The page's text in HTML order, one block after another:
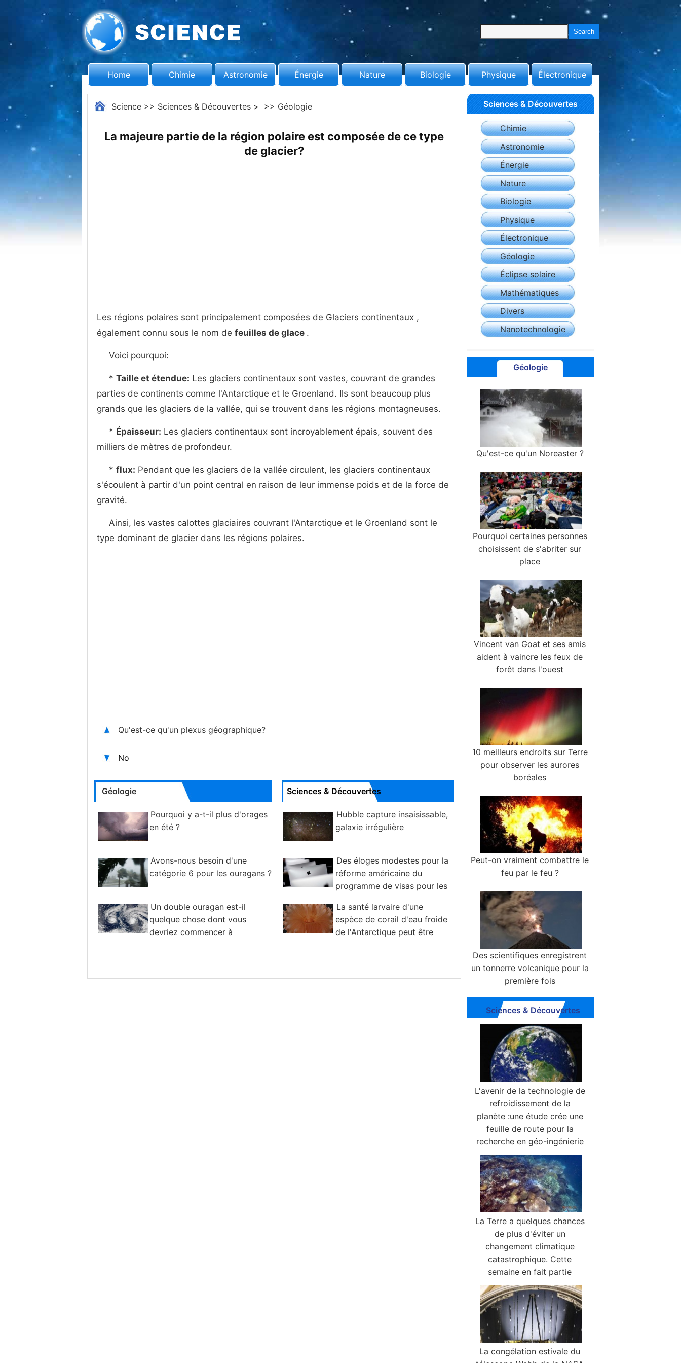
Home Chimie Astronomie Énergie Nature Biologie Physique Électronique
Science>> Sciences & Découvertes> >> Géologie
La majeure partie de la région polaire est composée de ce type
de glacier?
Les régions polaires sont principalement composées de Glaciers continentaux ,
également connu sous le nom de feuilles de glace .
Voici pourquoi:
* Taille et étendue: Les glaciers continentaux sont vastes, couvrant de grandes
parties de continents comme l'Antarctique et le Groenland. Ils sont beaucoup plus
grands que les glaciers de la vallée, qui se trouvent dans les régions montagneuses.
* Épaisseur: Les glaciers continentaux sont incroyablement épais, souvent des
milliers de mètres de profondeur.
* flux: Pendant que les glaciers de la vallée circulent, les glaciers continentaux
s'écoulent à partir d'un point central en raison de leur immense poids et de la force de
gravité.
Ainsi, les vastes calottes glaciaires couvrant l'Antarctique et le Groenland sont le
type dominant de glacier dans les régions polaires.
Qu'est-ce qu'un plexus géographique?
No
Géologie
Pourquoi y a-t-il plus d'orages
en été ?
Avons-nous besoin d'une
catégorie 6 pour les ouragans ?
Un double ouragan est-il
quelque chose dont vous
devriez commencer à
Sciences & Découvertes
Hubble capture insaisissable,
galaxie irrégulière
Des éloges modestes pour la
réforme américaine du
programme de visas pour les
La santé larvaire d'une
espèce de corail d'eau froide
de l'Antarctique peut être
Sciences & Découvertes
Chimie
Astronomie
Énergie
Nature
Biologie
Physique
Électronique
Géologie
Éclipse solaire
Mathématiques
Divers
Nanotechnologie
Géologie
Qu'est-ce qu'un Noreaster ?
Pourquoi certaines personnes
choisissent de s'abriter sur
place
Vincent van Goat et ses amis
aident à vaincre les feux de
forêt dans l'ouest
10 meilleurs endroits sur Terre
pour observer les aurores
boréales
Peut-on vraiment combattre le
feu par le feu ?
Des scientifiques enregistrent
un tonnerre volcanique pour la
première fois
Sciences & Découvertes
L'avenir de la technologie de
refroidissement de la
planète :une étude crée une
feuille de route pour la
recherche en géo-ingénierie
La Terre a quelques chances
de plus d'éviter un
changement climatique
catastrophique. Cette
semaine en fait partie
La congélation estivale du